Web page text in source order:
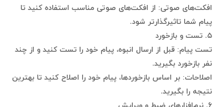
افکت‌های صوتی: از افکت‌های صوتی مناسب استفاده کنید تا
پیام شما تاثیرگذارتر شود.
۵. تست و بازخورد
تست پیام: قبل از ارسال انبوه، پیام خود را تست کنید و از چند
نفر بازخورد بگیرید.
اصلاحات: بر اساس بازخوردها، پیام خود را اصلاح کنید تا بهترین
نتیجه را بگیرید.